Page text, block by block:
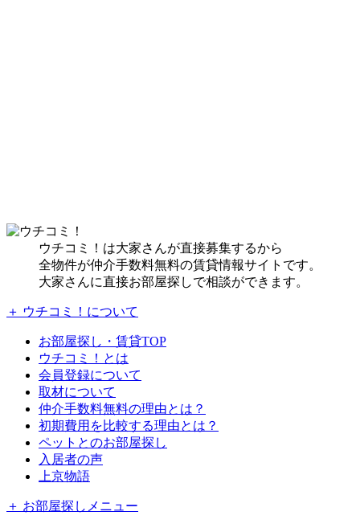
ウチコミ！は大家さんが直接募集するから
全物件が仲介手数料無料の賃貸情報サイトです。
大家さんに直接お部屋探しで相談ができます。
＋ ウチコミ！について
お部屋探し・賃貸TOP
ウチコミ！とは
会員登録について
取材について
仲介手数料無料の理由とは？
初期費用を比較する理由とは？
ペットとのお部屋探し
入居者の声
上京物語
＋ お部屋探しメニュー